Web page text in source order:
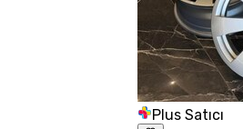
Plus Satıcı